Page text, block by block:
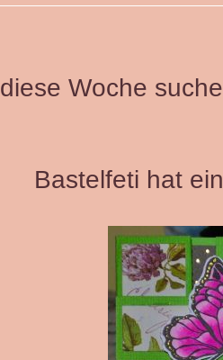
diese Woche
Bastelfeti hat